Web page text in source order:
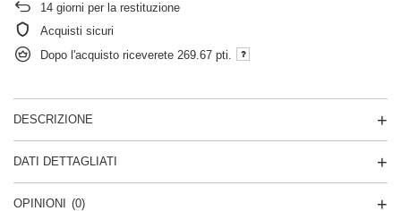
14 giorni per la restituzione
Acquisti sicuri
Dopo l'acquisto riceverete 269.67 pti.
DESCRIZIONE
DATI DETTAGLIATI
OPINIONI (0)